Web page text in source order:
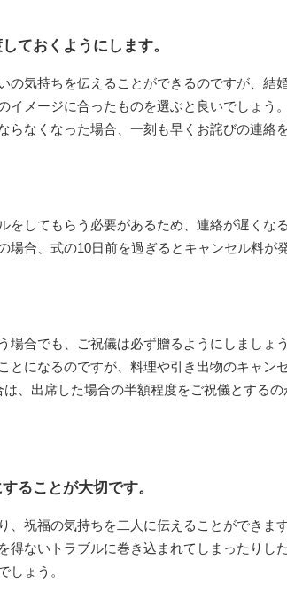
ておくようにします。
の気持ちを伝えることができるのですが、結
イメージに合ったものを選ぶと良いでしょう
らなくなった場合、一刻も早くお詫びの連絡
をしてもらう必要があるため、連絡が遅くな
場合、式の10日前を過ぎるとキャンセル料が
合でも、ご祝儀は必ず贈るようにしましょう
とになるのですが、料理や引き出物のキャン
、出席した場合の半額程度をご祝儀とするの
ることが大切です。
祝福の気持ちを二人に伝えることができます
得ないトラブルに巻き込まれてしまったりし
しょう。